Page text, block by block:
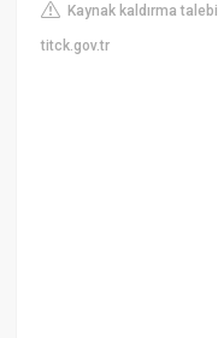
Kaynak kaldırma talebi
titck.gov.tr